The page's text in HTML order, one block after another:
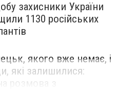
захисники України
1130 російських
якого вже немає, і
які залишилися: